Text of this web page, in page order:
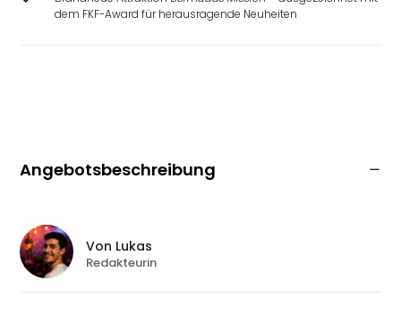
dem FKF-Award für herausragende Neuheiten
Angebotsbeschreibung
Von Lukas
Redakteurin